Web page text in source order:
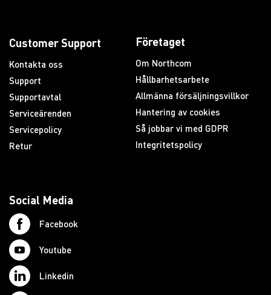
Customer Support
Kontakta oss
Support
Supportavtal
Serviceärenden
Servicepolicy
Retur
Företaget
Om Northcom
Hållbarhetsarbete
Allmänna försäljningsvillkor
Hantering av cookies
Så jobbar vi med GDPR
Integritetspolicy
Social Media
Facebook
Youtube
Linkedin